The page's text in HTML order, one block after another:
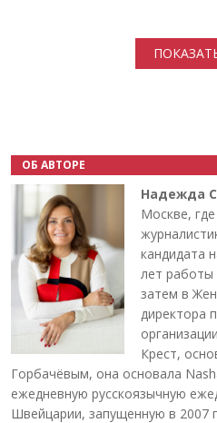
ОБ АВТОРЕ
Надежда
Москве,
кандидата
лет
затем в
директора
Крест,
Горбачёвым, она основала
ежедневную русскоязычную
Швейцарии, запущенную в 2007